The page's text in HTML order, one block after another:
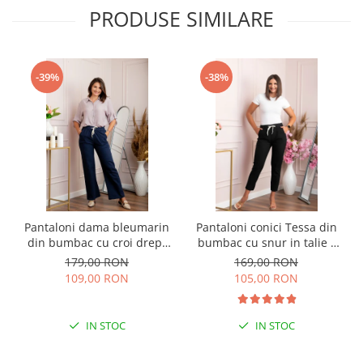
PRODUSE SIMILARE
-39%
Pantaloni dama bleumarin
din bumbac cu croi drept
Cara
179,00 RON
109,00 RON
IN STOC
-38%
Pantaloni conici Tessa din
bumbac cu snur in talie -
Negru
169,00 RON
105,00 RON
IN STOC